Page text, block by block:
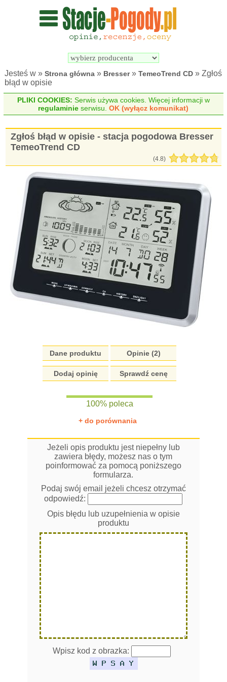
Wyszukiwarka
pogodowych
Jesteś w »Strona główna » Bresser»TemeoTrend CD » Zgłoś
błąd w opisie
PLIKI COOKIES: Serwis używa cookies. Więcej informacji w
regulaminie serwisu.OK (wyłącz komunikat)
Zgłoś błąd w opisie - stacja pogodowa Bresser
TemeoTrend CD
(4.8)
Dane produktu Opinie (2)
Dodaj opinię Sprawdź cenę
100% poleca
+ do porównania
Jeżeli opis produktu jest niepełny lub
zawiera błędy, możesz nas o tym
poinformować za pomocą poniższego
formularza.
Podaj swój email jeżeli chcesz otrzymać
odpowiedź:
Opis błędu lub uzupełnienia w opisie
produktu
Wpisz kod z obrazka: